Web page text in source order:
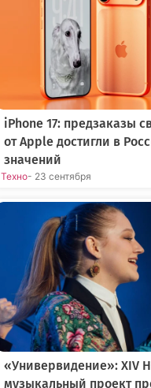
iPhone 17: предзаказы
от Apple достигли в
значений
Техно- 23 сентября
«Универвидение»: XIV
музыкальный проект